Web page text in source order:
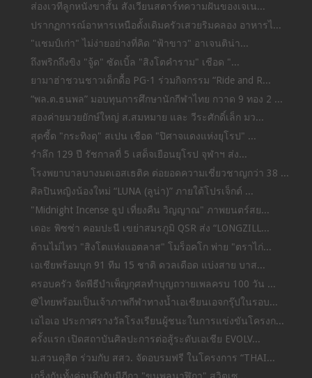
ส่องเวทีลูกหนังขาสั้น สังเวียนสตาร์ทความฝันของเจเน...
ปรากฏการณ์อาหารเหนือดั้งเดิมครัวเสวยริมคลอง อาหารไ...
"แชมป์เก่า" ไม่ง่ายอย่างที่คิด "ฟ้าขาว" อาเจนติน่า...
ถึงพริกถึงขิง "จู้ด" ซัดเบิ้ล "สิงโตคำราม" เชือด "...
ยามาฮ่าชวนชาวเด็กดื้อ PG-1 ร่วมกิจกรรม “Ride and R...
“พล.ต.ธนพล” มอบทุนการศึกษานักกีฬาไทย กวาด 9 ทอง 2 ...
สองค่ายมวยยักษ์ใหญ่ ส.สมหมาย และ วีระศักดิ์เล็ก มว...
สุดซี้ด "กระทิงดุ" สเปน เชือด "ปิศาจแดงแห่งยุโรป" ...
รำลึก 129 ปี รัชกาลที่ 5 เสด็จเยือนยุโรป จุฬาฯ ส่ง...
โรงพยาบาลบางมดเอสเธติค ต่อยอดความเชี่ยวชาญกว่า 38 ...
ศิลปินหญิงน้องใหม่ “LUNA (ลูน่า)” ภายใต้โปรเจ็กต์ ...
"Midnight Incense ธูป เที่ยงคืน วิญญาณ" ภาพยนตร์สย...
เดอะ พิซซ่า คอมปะนี เขย่าสมรภูมิ QSR ส่ง “LONGZILL...
ต้านไม่ไหว "สิงโตแห่งแอตลาส" โมร็อคโก พ่าย "ตราไก่...
เอเชียพร้อมบุก 91 ทีม 15 ชาติ ดวลเดือด แบ่งสาย บาส...
ครอบครัว จัดพีธีบำเพ็ญกุศลทำบุญถวายเพลครบ 100 วัน ...
@ไทยพร้อมเป็นเจ้าภาพกีฬาทางน้ำเอเชียนเอจกรุ๊ปในรอบ...
เอไอเอ ประกาศรางวัลโรงเรียนผู้ชนะในการแข่งขันโครงก...
ครั้งแรก เปิดสถาบันศิลปะการต่อสู้ระดับเอเชีย EVOLV...
ม.สวนดุสิต ร่วมกับ สสว. จัดอบรมฟรี ในโครงการ “THAI...